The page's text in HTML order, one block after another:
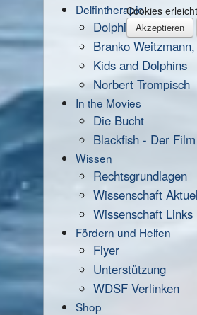
Delfintherapie
Dolphin Aid
Branko
Kids and Dolphins
Norbert Trompisch
In the Movies
Die Bucht
Blackfish - Der Film
Wissen
Rechtsgrundlagen
Wissenschaft
Wissenschaft Links
Fördern und Helfen
Flyer
Unterstützung
WDSF Verlinken
Shop
Cookies
Akzeptieren